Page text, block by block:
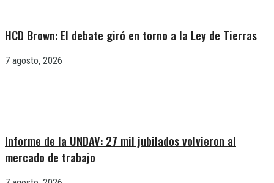
HCD Brown: El debate giró en torno a la Ley de Tierras
7 agosto, 2026
Informe de la UNDAV: 27 mil jubilados volvieron al
mercado de trabajo